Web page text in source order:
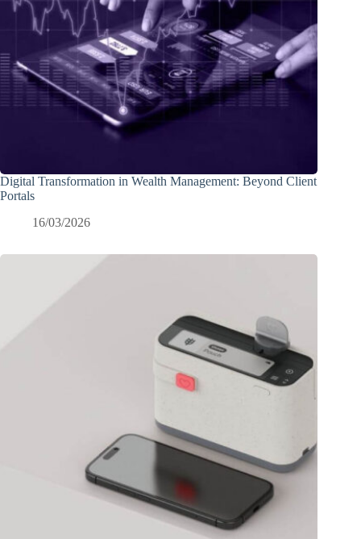
Digital Transformation in Wealth Management: Beyond Client
Portals
16/03/2026